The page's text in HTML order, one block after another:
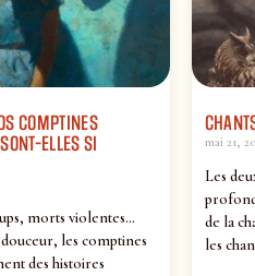
COMPTINES
ELLES SI
morts violentes…
les comptines
des histoires
mai 21,
Les
de la
les